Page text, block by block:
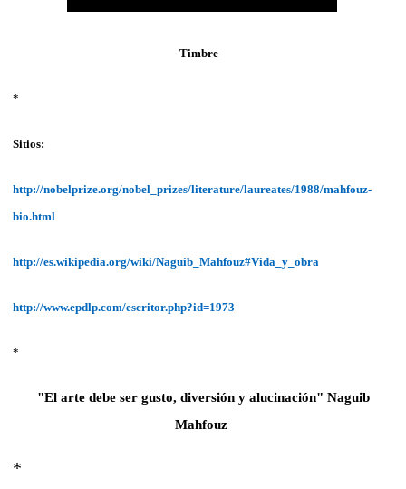
Timbre
*
Sitios:
http://nobelprize.org/nobel_prizes/literature/laureates/1988/mahfouz-
bio.html
http://es.wikipedia.org/wiki/Naguib_Mahfouz#Vida_y_obra
http://www.epdlp.com/escritor.php?id=1973
*
"El arte debe ser gusto, diversión y alucinación" Naguib
Mahfouz
*